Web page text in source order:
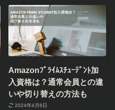
Amazonﾌﾟﾗｲﾑｽﾁｭｰﾃﾞﾝﾄ加
入資格は？通常会員との違
いや切り替えの方法も
2024年4月6日